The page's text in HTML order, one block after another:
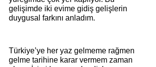
gelişimde iki evime gidiş gelişlerin
duygusal farkını anladım.
Türkiye’ye her yaz gelmeme rağmen
gelme tarihine karar vermem zaman